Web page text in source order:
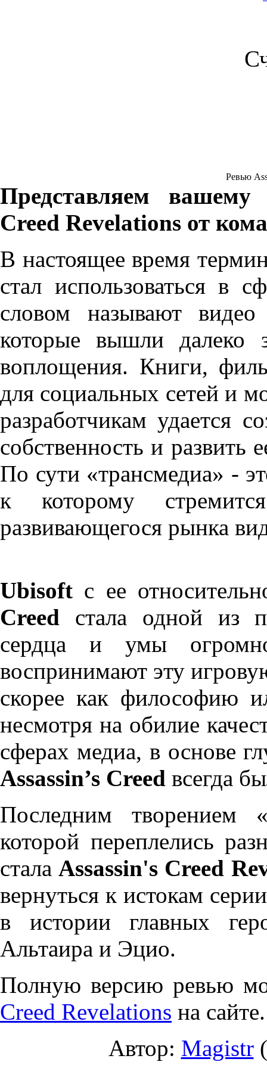
Ревью
Представляем
Creed Revelations от
В настоящее время
стал использоваться в
словом называют
которые вышли далеко
воплощения. Книги,
для социальных сетей и
разработчикам удается
собственность и
По сути «трансмедиа» -
к которому
развивающегося рынка
Ubisoft с ее
Creed стала одной из
сердца и умы
воспринимают эту
скорее как философию
несмотря на обилие
сферах медиа, в основе
Assassin’s Creed всегда
Последним творением
которой переплелись
сталаAssassin's Creed
вернуться к истокам
в истории главных
Альтаира и Эцио.
Полную версию ревью
Creed Revelations на сайте.
Автор: Magistr